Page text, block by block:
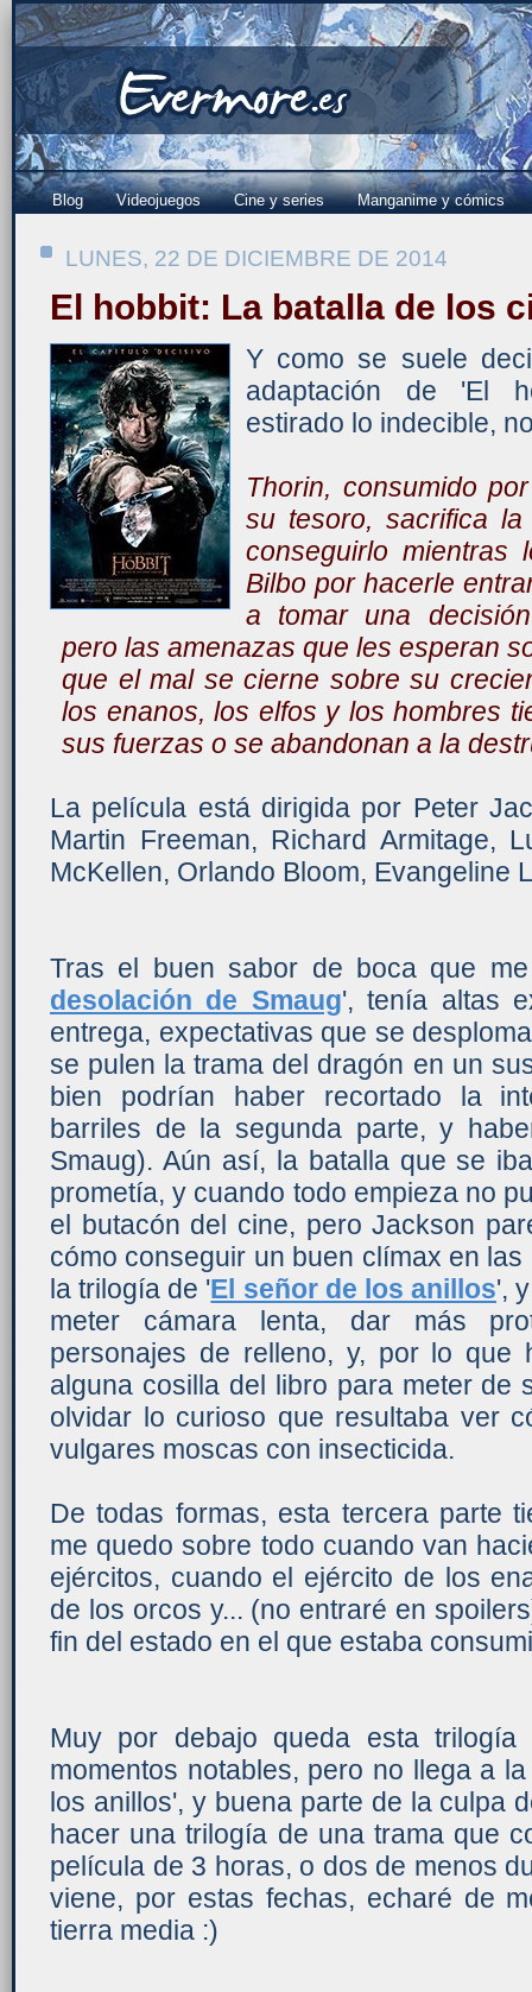
Blog Videojuegos Cine y series Manganime y cómics
LUNES, 22 DE DICIEMBRE DE 2014
El hobbit: La batalla de los
Y como se suele
adaptación de 'El
estirado lo indecible,
Thorin, consumido
su tesoro, sacrifica
conseguirlo mientras
Bilbo por hacerle
a tomar una
pero las amenazas que les esperan
que el mal se cierne sobre su
los enanos, los elfos y los hombres
sus fuerzas o se abandonan a la
La película está dirigida por Peter
Martin Freeman, Richard Armitage,
McKellen, Orlando Bloom, Evangeline
Tras el buen sabor de boca que
desolación de Smaug', tenía altas
entrega, expectativas que se
se pulen la trama del dragón en un
bien podrían haber recortado la
barriles de la segunda parte, y
Smaug). Aún así, la batalla que se
prometía, y cuando todo empieza no
el butacón del cine, pero Jackson
cómo conseguir un buen clímax en
la trilogía de 'El señor de los anillos',
meter cámara lenta, dar más
personajes de relleno, y, por lo que
alguna cosilla del libro para meter de
olvidar lo curioso que resultaba ver
vulgares moscas con insecticida.
De todas formas, esta tercera parte
me quedo sobre todo cuando van
ejércitos, cuando el ejército de los
de los orcos y... (no entraré en
fin del estado en el que estaba
Muy por debajo queda esta
momentos notables, pero no llega a
los anillos', y buena parte de la culpa
hacer una trilogía de una trama que
película de 3 horas, o dos de menos
viene, por estas fechas, echaré de
tierra media :)